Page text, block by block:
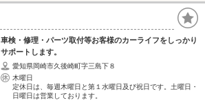
車検・修理・パーツ取付等お客様のカーライフをしっかり
サポートします。
愛知県岡崎市久後崎町字三島下８
木曜日
定休日は、毎週木曜日と第１水曜日及び祝日です。土曜日・
日曜日は営業しております。